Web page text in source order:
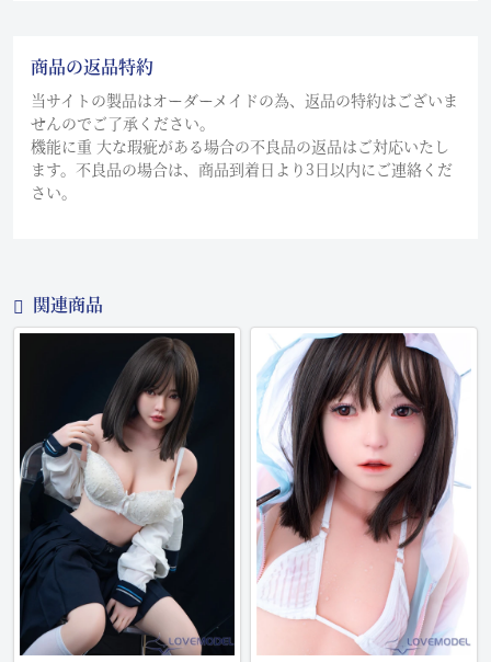
商品の返品特約
当サイトの製品はオーダーメイドの為、返品の特約はございま
せんのでご了承ください。
機能に重 大な瑕疵がある場合の不良品の返品はご対応いたし
ます。不良品の場合は、商品到着日より3日以内にご連絡くだ
さい。
関連商品